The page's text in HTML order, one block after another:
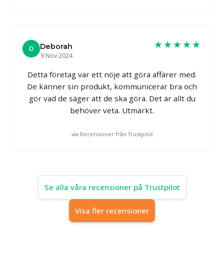
D
Deborah
9 Nov 2024
★★★★★
Detta företag var ett nöje att göra affärer med.
De känner sin produkt, kommunicerar bra och
gör vad de säger att de ska göra. Det är allt du
behöver veta. Utmärkt.
via Recensioner från Trustpilot
Se alla våra recensioner på Trustpilot
Visa fler recensioner